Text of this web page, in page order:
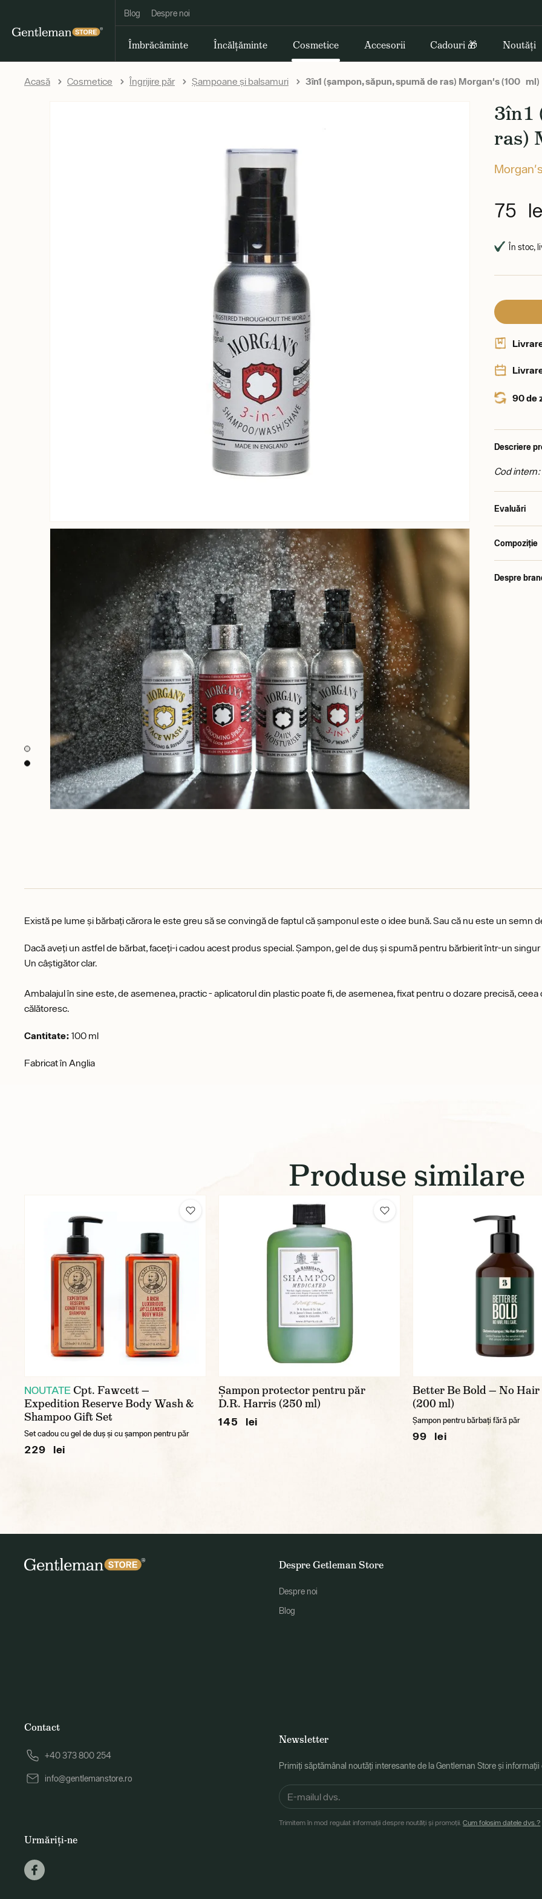
Blog Despre noi
Îmbrăcăminte Încălțăminte Cosmetice Accesorii Cadouri 🎁 Noutăți
Acasă Cosmetice Îngrijire păr Șampoane și balsamuri 3în1 (șampon, săpun, spumă de ras) Morgan's (100 ml)
3în1
ras)
75
În stoc,
90 de
Descriere
Cod intern:
Evaluări
Compoziție
Despre
Există pe lume și bărbați cărora le este greu să se convingă de faptul că șamponul este o idee bună. Sau că nu este un semn
Dacă aveți un astfel de bărbat, faceți-i cadou acest produs special. Șampon, gel de duș și spumă pentru bărbierit într-un
Un câștigător clar.
Ambalajul în sine este, de asemenea, practic - aplicatorul din plastic poate fi, de asemenea, fixat pentru o dozare precisă,
călătoresc.
Cantitate: 100 ml
Fabricat în Anglia
Produse similare
NOUTATECpt. Fawcett —
Expedition Reserve Body Wash &
Shampoo Gift Set
Set cadou cu gel de duș și cu șampon pentru păr
229 lei
Șampon protector pentru păr
D.R. Harris (250 ml)
145 lei
Better Be Bold — No Hair
(200 ml)
Șampon pentru bărbați fără păr
99 lei
Despre Getleman Store
Despre noi
Blog
Newsletter
Primiți săptămânal noutăți interesante de la Gentleman Store și
Trimitem în mod regulat informații despre noutăți și promoții.Cum folosim datele dvs.?
Contact
+40 373 800 254
info@gentlemanstore.ro
Urmăriți-ne